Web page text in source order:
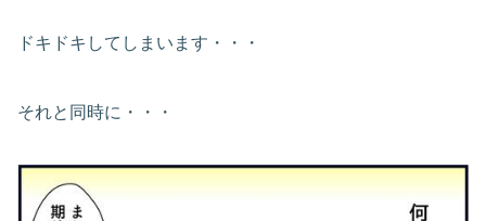
ドキドキしてしまいます・・・
それと同時に・・・